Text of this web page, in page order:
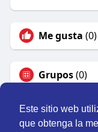
Este sitio web
que obtenga la
Me gusta (0)
Grupos(0)